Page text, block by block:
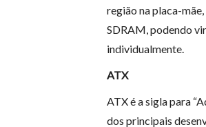
região na placa-
SDRAM, podendo
individualmente.
ATX
ATX é a sigla para
dos principais